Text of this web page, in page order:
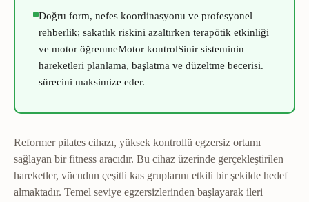
Doğru form, nefes koordinasyonu ve profesyonel
rehberlik; sakatlık riskini azaltırken terapötik etkinliği
ve motor öğrenmeMotor kontrolSinir sisteminin
hareketleri planlama, başlatma ve düzeltme becerisi.
sürecini maksimize eder.
Reformer pilates cihazı, yüksek kontrollü egzersiz ortamı
sağlayan bir fitness aracıdır. Bu cihaz üzerinde gerçekleştirilen
hareketler, vücudun çeşitli kas gruplarını etkili bir şekilde hedef
almaktadır. Temel seviye egzersizlerinden başlayarak ileri